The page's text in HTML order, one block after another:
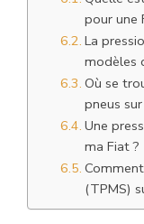
pour une
La
modèles
Où se
pneus
Une
ma Fiat ?
(TPMS)